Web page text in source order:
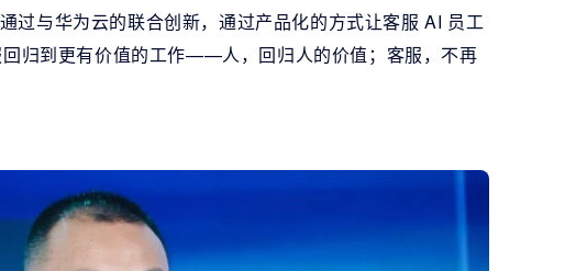
过与华为云的联合创新，通过产品化的方式让客服 AI 员工
归到更有价值的工作——人，回归人的价值；客服，不再